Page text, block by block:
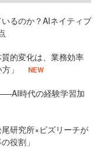
るのか？AIネイティブ
的変化は、業務効率
」
NEW
時代の経験学習加
研究所×ビズリーチが
役割」